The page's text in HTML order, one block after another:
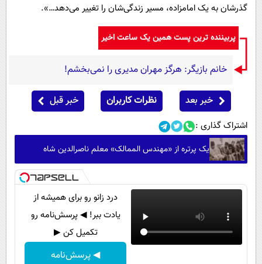
گذرشان به یک امامزاده، مسیر زندگی‌شان را تغییر می‌دهد…».
پربیننده ترین پست همین یک ساعت اخیر
خانم بازیگر: هرگز مهران مدیری را نمی‌بخشم!
خبر بعد نظرات کاربران خبر قبل
اشتراک گذاری :
یک پرتره از «مهندس الممالک» معلم ناصرالدین شاه
درد زانو رو برای همیشه از
یادت ببر! ◀ پرسش‌نامه رو
تکمیل کن ▶
◀ پرسش‌نامه